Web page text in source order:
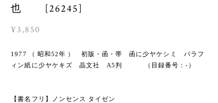
也 [26245]
¥3,850
1977 （ 昭和52年 ） 初版・函・帯 函に少ヤケシミ パラフ
ィン紙に少ヤケキズ 晶文社 A5判 （目録番号：-）
【書名フリ】ノンセンス タイゼン